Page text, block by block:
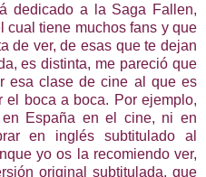
dedicado a la Saga Fallen,
cual tiene muchos fans y que
de ver, de esas que te dejan
es distinta, me pareció que
esa clase de cine al que es
boca a boca. Por ejemplo,
España en el cine, ni en
en inglés subtitulado al
yo os la recomiendo ver,
original subtitulada, que